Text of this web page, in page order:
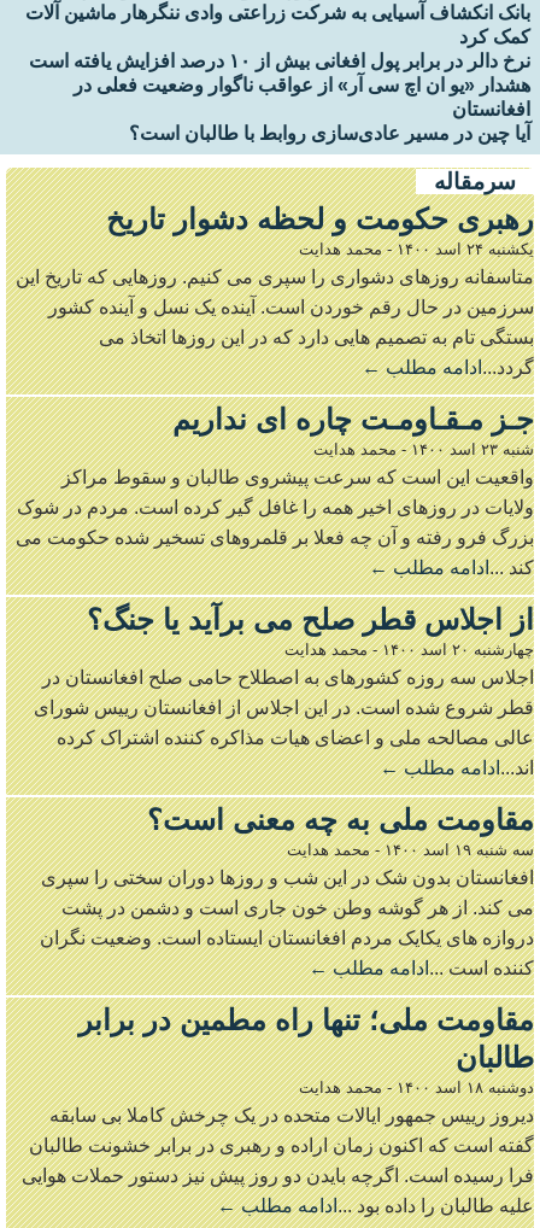
بانک انکشاف آسیایی به شرکت زراعتی وادی ننگرهار ماشین آلات
کمک کرد
نرخ دالر در برابر پول افغانی بیش از ۱۰ درصد افزایش یافته است
هشدار «یو ان اچ سی آر» از عواقب ناگوار وضعیت فعلی در
افغانستان
آیا چین در مسیر عادی‌سازی روابط با طالبان است؟
سرمقاله
رهبری حکومت و لحظه دشوار تاریخ
یکشنبه ۲۴ اسد ۱۴۰۰ -محمد هدایت
متاسفانه روزهای دشواری را سپری می کنیم. روزهایی که تاریخ این
سرزمین در حال رقم خوردن است. آینده یک نسل و آینده کشور
بستگی تام به تصمیم هایی دارد که در این روزها اتخاذ می
گردد...ادامه مطلب ←
جـز مـقـاومـت چاره ای نداریم
شنبه ۲۳ اسد ۱۴۰۰ -محمد هدایت
واقعیت این است که سرعت پیشروی طالبان و سقوط مراکز
ولایات در روزهای اخیر همه را غافل گیر کرده است. مردم در شوک
بزرگ فرو رفته و آن چه فعلا بر قلمروهای تسخیر شده حکومت می
کند ...ادامه مطلب ←
از اجلاس قطر صلح می برآید یا جنگ؟
چهارشنبه ۲۰ اسد ۱۴۰۰ -محمد هدایت
اجلاس سه روزه کشورهای به اصطلاح حامی صلح افغانستان در
قطر شروع شده است. در این اجلاس از افغانستان رییس شورای
عالی مصالحه ملی و اعضای هیات مذاکره کننده اشتراک کرده
اند...ادامه مطلب ←
مقاومت ملی به چه معنی است؟
سه شنبه ۱۹ اسد ۱۴۰۰ -محمد هدایت
افغانستان بدون شک در این شب و روزها دوران سختی را سپری
می کند. از هر گوشه وطن خون جاری است و دشمن در پشت
دروازه های یکایک مردم افغانستان ایستاده است. وضعیت نگران
کننده است ...ادامه مطلب ←
مقاومت ملی؛ تنها راه مطمین در برابر
طالبان
دوشنبه ۱۸ اسد ۱۴۰۰ -محمد هدایت
دیروز رییس جمهور ایالات متحده در یک چرخش کاملا بی سابقه
گفته است که اکنون زمان اراده و رهبری در برابر خشونت طالبان
فرا رسیده است. اگرچه بایدن دو روز پیش نیز دستور حملات هوایی
علیه طالبان را داده بود ...ادامه مطلب ←